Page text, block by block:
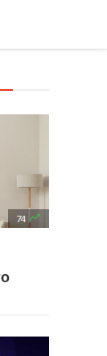
74 